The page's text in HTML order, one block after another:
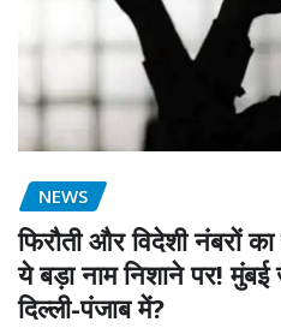
NEWS
फिरौती और विदेशी नंबरों
ये बड़ा नाम निशाने पर!
दिल्ली-पंजाब में?